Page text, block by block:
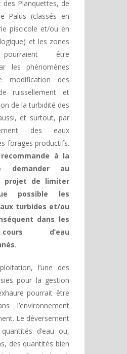
des Planquettes, de
Palus (classés en
piscicole et/ou en
et les zones
être
les phénomènes
modification des
ruissellement et
de la turbidité des
et surtout, par
des eaux
forages productifs.
à la
demander au
projet de limiter
possible les
turbides et/ou
dans les
d’eau
.
l’une des
pour la gestion
pourrait être
l’environnement
Le déversement
d’eau ou,
des quantités bien